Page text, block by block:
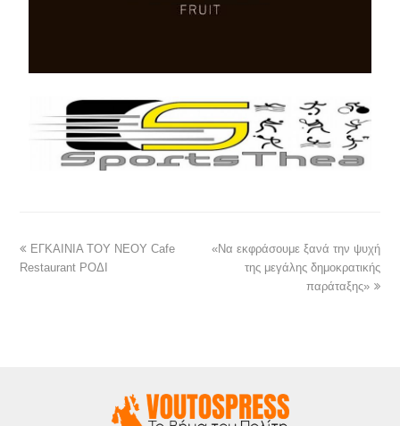
ΕΓΚΑΙΝΙΑ ΤΟΥ ΝΕΟΥ Cafe
Restaurant ΡΟΔΙ
«Να εκφράσουμε ξανά την ψυχή
της μεγάλης δημοκρατικής
παράταξης»